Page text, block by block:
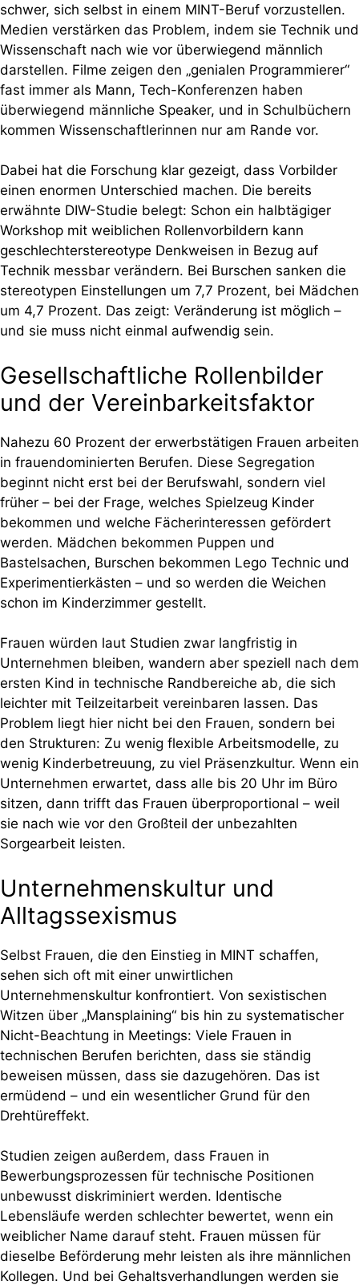
schwer, sich selbst in einem MINT-Beruf vorzustellen.
Medien verstärken das Problem, indem sie Technik und
Wissenschaft nach wie vor überwiegend männlich
darstellen. Filme zeigen den „genialen Programmierer“
fast immer als Mann, Tech-Konferenzen haben
überwiegend männliche Speaker, und in Schulbüchern
kommen Wissenschaftlerinnen nur am Rande vor.
Dabei hat die Forschung klar gezeigt, dass Vorbilder
einen enormen Unterschied machen. Die bereits
erwähnte DIW-Studie belegt: Schon ein halbtägiger
Workshop mit weiblichen Rollenvorbildern kann
geschlechterstereotype Denkweisen in Bezug auf
Technik messbar verändern. Bei Burschen sanken die
stereotypen Einstellungen um 7,7 Prozent, bei Mädchen
um 4,7 Prozent. Das zeigt: Veränderung ist möglich –
und sie muss nicht einmal aufwendig sein.
Gesellschaftliche Rollenbilder
und der Vereinbarkeitsfaktor
Nahezu 60 Prozent der erwerbstätigen Frauen arbeiten
in frauendominierten Berufen. Diese Segregation
beginnt nicht erst bei der Berufswahl, sondern viel
früher – bei der Frage, welches Spielzeug Kinder
bekommen und welche Fächerinteressen gefördert
werden. Mädchen bekommen Puppen und
Bastelsachen, Burschen bekommen Lego Technic und
Experimentierkästen – und so werden die Weichen
schon im Kinderzimmer gestellt.
Frauen würden laut Studien zwar langfristig in
Unternehmen bleiben, wandern aber speziell nach dem
ersten Kind in technische Randbereiche ab, die sich
leichter mit Teilzeitarbeit vereinbaren lassen. Das
Problem liegt hier nicht bei den Frauen, sondern bei
den Strukturen: Zu wenig flexible Arbeitsmodelle, zu
wenig Kinderbetreuung, zu viel Präsenzkultur. Wenn ein
Unternehmen erwartet, dass alle bis 20 Uhr im Büro
sitzen, dann trifft das Frauen überproportional – weil
sie nach wie vor den Großteil der unbezahlten
Sorgearbeit leisten.
Unternehmenskultur und
Alltagssexismus
Selbst Frauen, die den Einstieg in MINT schaffen,
sehen sich oft mit einer unwirtlichen
Unternehmenskultur konfrontiert. Von sexistischen
Witzen über „Mansplaining“ bis hin zu systematischer
Nicht-Beachtung in Meetings: Viele Frauen in
technischen Berufen berichten, dass sie ständig
beweisen müssen, dass sie dazugehören. Das ist
ermüdend – und ein wesentlicher Grund für den
Drehtüreffekt.
Studien zeigen außerdem, dass Frauen in
Bewerbungsprozessen für technische Positionen
unbewusst diskriminiert werden. Identische
Lebensläufe werden schlechter bewertet, wenn ein
weiblicher Name darauf steht. Frauen müssen für
dieselbe Beförderung mehr leisten als ihre männlichen
Kollegen. Und bei Gehaltsverhandlungen werden sie